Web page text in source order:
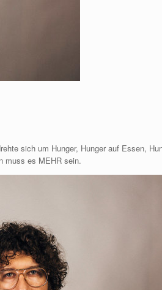
sich um Hunger, Hunger auf Essen,
muss es MEHR sein.